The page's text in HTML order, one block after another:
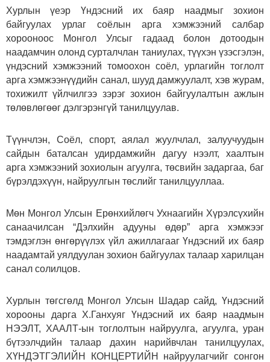
Хурлын үеэр Үндэсний их баяр наадмыг зохион
байгуулах урлаг соёлын арга хэмжээний салбар
хорооноос Монгол Улсыг гадаад болон дотоодын
наадамчин олонд сурталчлан таниулах, түүхэн үзэсгэлэн,
үндэсний хэмжээний томоохон соёл, урлагийн тоглолт
арга хэмжээнүүдийн санал, шууд дамжуулалт, хэв журам,
тохижилт үйлчилгээ зэрэг зохион байгуулалтын ажлын
төлөвлөгөөг дэлгэрэнгүй танилцуулав.
Түүнчлэн, Соёл, спорт, аялал жуулчлал, залуучуудын
сайдын баталсан удирдамжийн дагуу нээлт, хаалтын
арга хэмжээний зохиолын агуулга, төсвийн задаргаа, баг
бүрэлдэхүүн, найруулгын төслийг танилцууллаа.
Мөн Монгол Улсын Ерөнхийлөгч Ухнаагийн Хүрэлсүхийн
санаачилсан “Дэлхийн адууны өдөр” арга хэмжээг
тэмдэглэн өнгөрүүлэх үйл ажиллагааг Үндэсний их баяр
наадамтай уялдуулан зохион байгуулах талаар харилцан
санал солилцов.
Хурлын төгсгөлд Монгол Улсын Шадар сайд, Үндэсний
хорооны дарга Х.Ганхуяг Үндэсний их баяр наадмын
НЭЭЛТ, ХААЛТ-ын тоглолтын найруулга, агуулга, уран
бүтээлчдийн талаар дахин нарийвчлан танилцуулах,
ХҮНДЭТГЭЛИЙН КОНЦЕРТИЙН найруулагчийг сонгон